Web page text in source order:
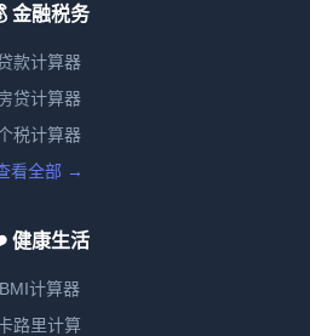
金融税务
款计算器
贷计算器
税计算器
看全部 →
健康生活
BMI计算器
路里计算